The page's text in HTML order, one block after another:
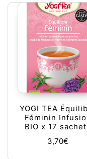
YOGI TEA
Féminin
BIO x 17
3,70€